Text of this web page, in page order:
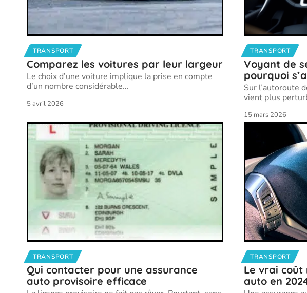
TRANSPORT
Comparez les voitures par leur largeur
Le choix d’une voiture implique la prise en compte
d’un nombre considérable…
5 avril 2026
TRANSPORT
Voyant de
pourquoi
Sur l’autoroute
vient plus
15 mars 2026
TRANSPORT
Qui contacter pour une assurance
auto provisoire efficace
TRANSPORT
Le vrai coût
auto en